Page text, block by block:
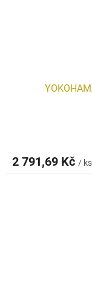
2 791,69 Kč / ks